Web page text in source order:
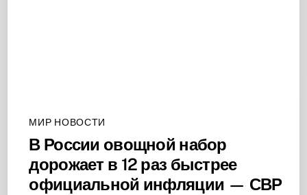
МИР НОВОСТИ
В России овощной набор
дорожает в 12 раз быстрее
официальной инфляции — СВР